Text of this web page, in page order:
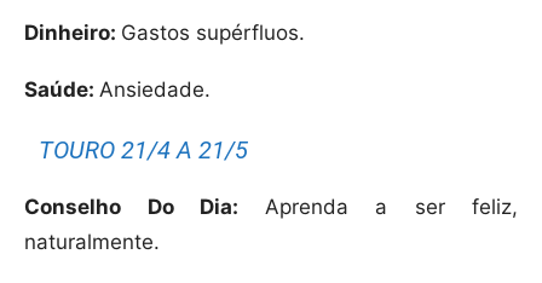
Dinheiro: Gastos supérfluos.
Saúde: Ansiedade.
TOURO 21/4 A 21/5
Conselho Do Dia: Aprenda a ser feliz,
naturalmente.